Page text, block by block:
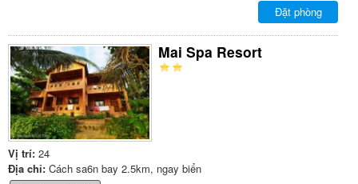
Đặt phòng
Mai Spa Resort
Vị trí: 24
Địa chỉ: Cách sa6n bay 2.5km, ngay biển